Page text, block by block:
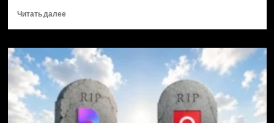
Читать далееПрочитать
Когда
GTA
на ПК?